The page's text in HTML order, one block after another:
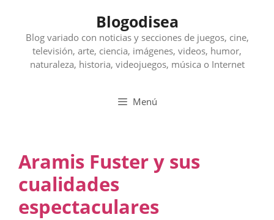
contenido
Blogodisea
Blog variado con noticias y secciones de juegos, cine,
televisión, arte, ciencia, imágenes, videos, humor,
naturaleza, historia, videojuegos, música o Internet
Menú
Aramis Fuster y sus
cualidades
espectaculares